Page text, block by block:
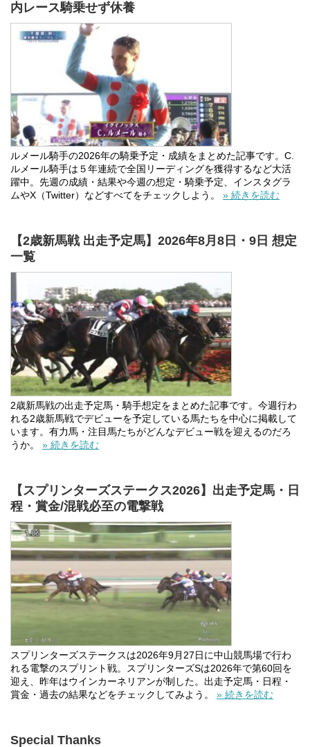
内レース騎乗せず休養
ルメール騎手の2026年の騎乗予定・成績をまとめた記事です。C.
ルメール騎手は５年連続で全国リーディングを獲得するなど大活
躍中。先週の成績・結果や今週の想定・騎乗予定、インスタグラ
ムやX（Twitter）などすべてをチェックしよう。 » 続きを読む
【2歳新馬戦 出走予定馬】2026年8月8日・9日 想定
一覧
2歳新馬戦の出走予定馬・騎手想定をまとめた記事です。今週行わ
れる2歳新馬戦でデビューを予定している馬たちを中心に掲載して
います。有力馬・注目馬たちがどんなデビュー戦を迎えるのだろ
うか。 » 続きを読む
【スプリンターズステークス2026】出走予定馬・日
程・賞金/混戦必至の電撃戦
スプリンターズステークスは2026年9月27日に中山競馬場で行わ
れる電撃のスプリント戦。スプリンターズSは2026年で第60回を
迎え、昨年はウインカーネリアンが制した。出走予定馬・日程・
賞金・過去の結果などをチェックしてみよう。 » 続きを読む
Special Thanks